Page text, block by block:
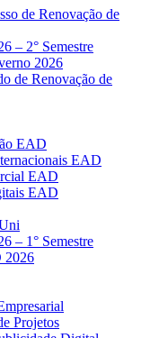
de Renovação de
– 2° Semestre
2026
de Renovação de
EAD
EAD
EAD
EAD
– 1° Semestre
2026
Projetos